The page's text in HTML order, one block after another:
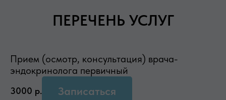
ПЕРЕЧЕНЬ УСЛУГ
Прием (осмотр, консультация) врача-
эндокринолога первичный
3000 р. Записаться